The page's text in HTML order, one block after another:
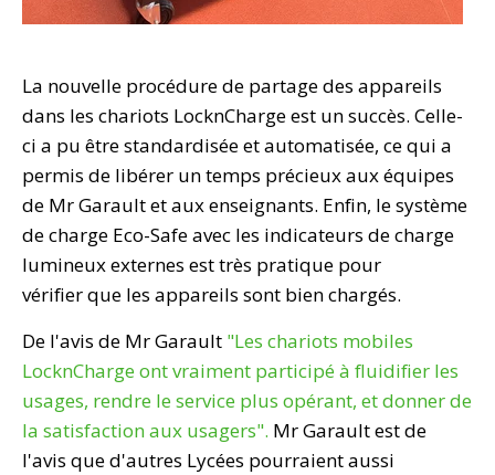
La nouvelle procédure de partage des appareils
dans les chariots LocknCharge est un succès. Celle-
ci a pu être standardisée et automatisée, ce qui a
permis de libérer un temps précieux aux équipes
de Mr Garault et aux enseignants. Enfin, le système
de charge Eco-Safe avec les indicateurs de charge
lumineux externes est très pratique pour
vérifier que les appareils sont bien chargés.
De l'avis de Mr Garault "Les chariots mobiles
LocknCharge ont vraiment participé à fluidifier les
usages, rendre le service plus opérant, et donner de
la satisfaction aux usagers". Mr Garault est de
l'avis que d'autres Lycées pourraient aussi